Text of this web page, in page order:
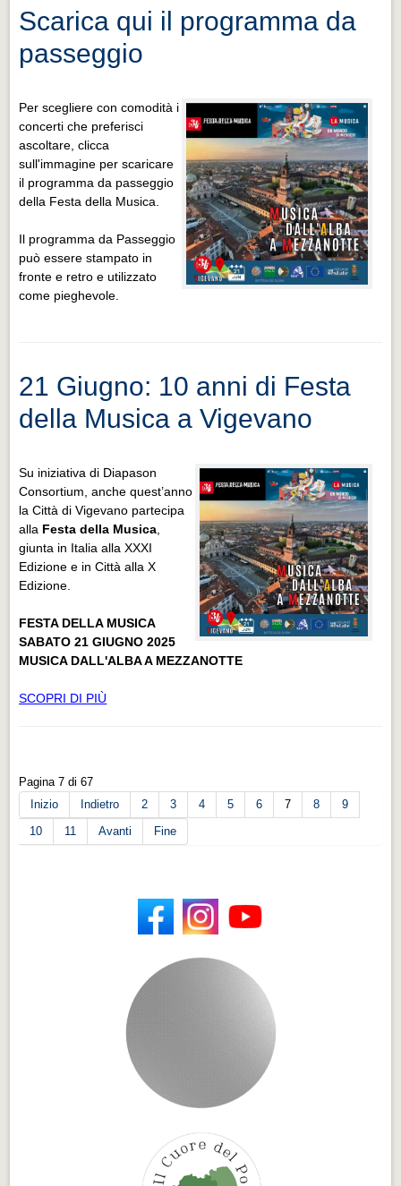
Scarica qui il programma da
passeggio
Per scegliere con comodità i
concerti che preferisci
ascoltare, clicca
sull'immagine per scaricare
il programma da passeggio
della Festa della Musica.
Il programma da Passeggio
può essere stampato in
fronte e retro e utilizzato
come pieghevole.
21 Giugno: 10 anni di Festa
della Musica a Vigevano
Su iniziativa di Diapason
Consortium, anche quest’anno
la Città di Vigevano partecipa
alla Festa della Musica
giunta in Italia alla XXXI
Edizione e in Città alla X
Edizione.
FESTA DELLA MUSICA
SABATO 21 GIUGNO 2025
MUSICA DALL'ALBA A MEZZANOTTE
SCOPRI DI PIÙ
Pagina 7 di 67
Inizio
Indietro 2 3 4 5 6 7 8
9
10
11 Avanti Fine